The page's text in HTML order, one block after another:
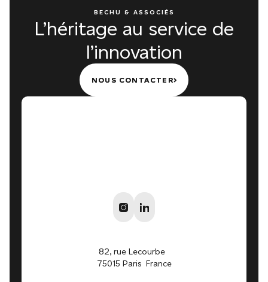
BECHU & ASSOCIÉS
L’héritage au service de
l’innovation
NOUS CONTACTER
NOUS CONTACTER
82, rue Lecourbe
75015 Paris France